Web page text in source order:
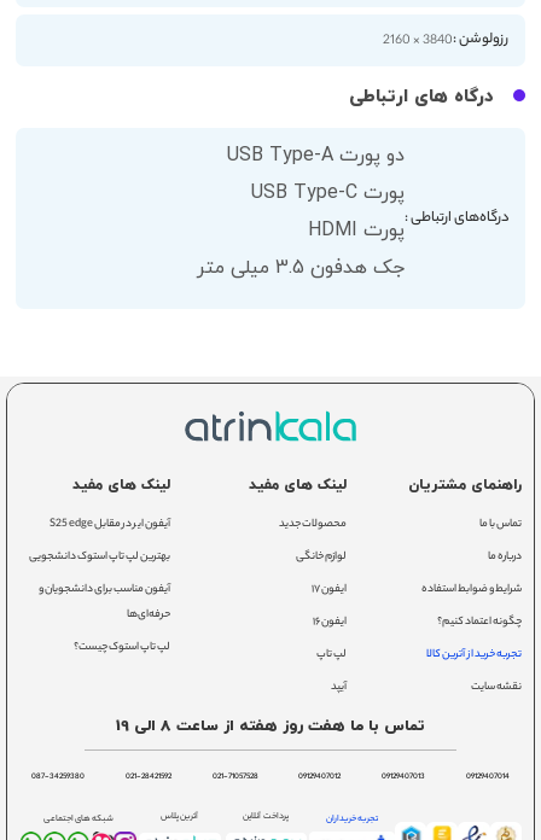
رزولوشن :3840 × 2160
درگاه های ارتباطی
درگاه‌های ارتباطی :
دو پورت USB Type-A
پورت USB Type-C
پورت HDMI
جک هدفون 3.5 میلی متر
راهنمای مشتریان
تماس با ما
درباره ما
شرایط و ضوابط استفاده
چگونه اعتماد کنیم؟
تجربه خرید از آترین کالا
نقشه سایت
لینک های مفید
محصولات جدید
لوازم خانگی
ایفون ۱۷
ایفون ۱۶
لپ تاپ
آیپد
لینک های مفید
آیفون ایر در مقابل S25 edge
بهترین لپ تاپ استوک دانشجویی
آیفون مناسب برای دانشجویان و
حرفه‌ای‌ها
لپ تاپ استوک چیست؟
تماس با ما هفت روز هفته از ساعت 8 الی 19
09129407014
09129407013
09129407012
021-71057528
021-28421592
087-34259380
تجربه خریداران پرداخت آنلاین آترین پلاس شبکه های اجتماعی